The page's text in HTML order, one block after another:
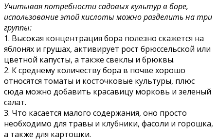
Учитывая потребности садовых культур в боре,
использование этой кислоты можно разделить на три
группы:
1. Высокая концентрация бора полезно скажется на
яблонях и грушах, активирует рост брюссельской или
цветной капусты, а также свеклы и брюквы.
2. К среднему количеству бора в почве хорошо
относятся томаты и косточковые культуры, плюс
сюда можно добавить красавицу морковь и зеленый
салат.
3. Что касается малого содержания, оно просто
необходимо для травы и клубники, фасоли и горошка,
а также для картошки.